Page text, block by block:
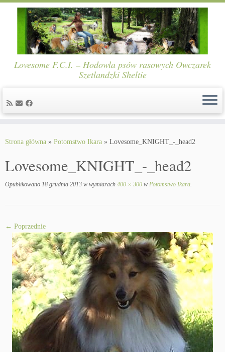
Lovesome F.C.I. – Hodowla psów rasowych Owczarek
Szetlandzki Sheltie
Strona główna » Potomstwo Ikara » Lovesome_KNIGHT_-_head2
Lovesome_KNIGHT_-_head2
Opublikowano 18 grudnia 2013 w wymiarach 400 × 300 w Potomstwo Ikara.
← Poprzednie